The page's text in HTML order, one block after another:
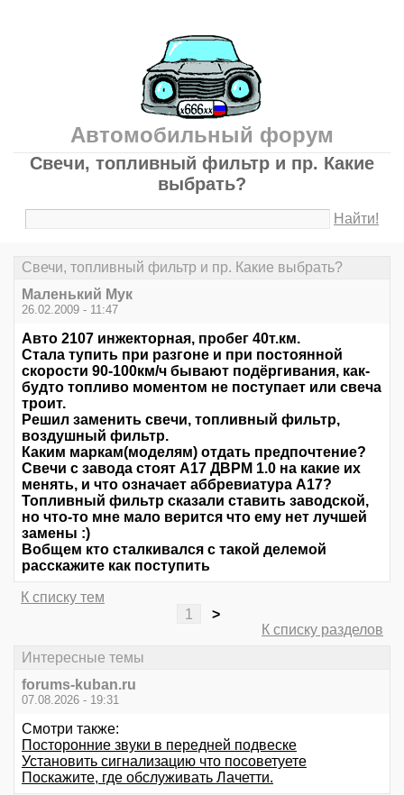
Автомобильный форум
Свечи, топливный фильтр и пр. Какие
выбрать?
Найти!
Свечи, топливный фильтр и пр. Какие выбрать?
Маленький Мук
26.02.2009 - 11:47
Авто 2107 инжекторная, пробег 40т.км.
Стала тупить при разгоне и при постоянной
скорости 90-100км/ч бывают подёргивания, как-
будто топливо моментом не поступает или свеча
троит.
Решил заменить свечи, топливный фильтр,
воздушный фильтр.
Каким маркам(моделям) отдать предпочтение?
Свечи с завода стоят А17 ДВРМ 1.0 на какие их
менять, и что означает аббревиатура А17?
Топливный фильтр сказали ставить заводской,
но что-то мне мало верится что ему нет лучшей
замены :)
Вобщем кто сталкивался с такой делемой
расскажите как поступить
К списку тем
1
>
К списку разделов
Интересные темы
forums-kuban.ru
07.08.2026 - 19:31
Смотри также:
Посторонние звуки в передней подвеске
Установить сигнализацию что посоветуете
Поскажите, где обслуживать Лачетти.